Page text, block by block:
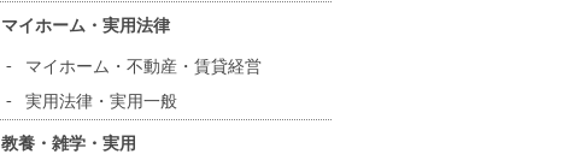
マイホーム・実用法律
マイホーム・不動産・賃貸経営
実用法律・実用一般
教養・雑学・実用